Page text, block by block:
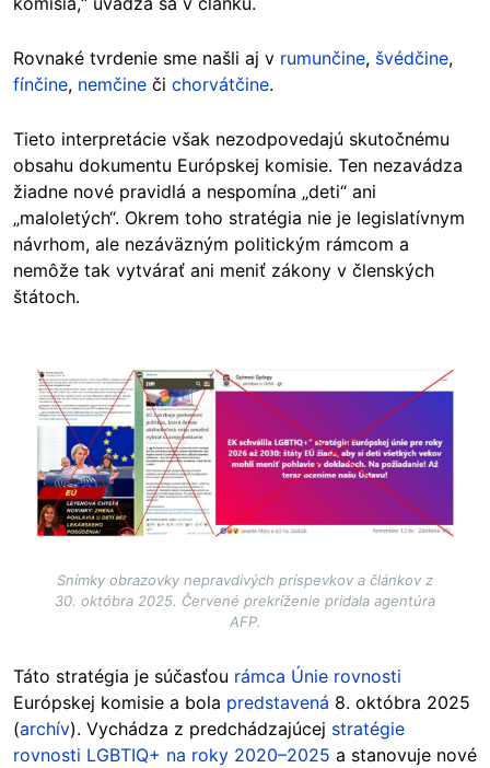
Rovnaké tvrdenie sme našli aj v rumunčine, švédčine,
fínčine, nemčine či chorvátčine.
Tieto interpretácie však nezodpovedajú skutočnému
obsahu dokumentu Európskej komisie. Ten nezavádza
žiadne nové pravidlá a nespomína „deti“ ani
„maloletých“. Okrem toho stratégia nie je legislatívnym
návrhom, ale nezáväzným politickým rámcom a
nemôže tak vytvárať ani meniť zákony v členských
štátoch.
Image
Snímky obrazovky nepravdivých príspevkov a článkov z
30. októbra 2025. Červené prekríženie pridala agentúra
AFP.
Táto stratégia je súčasťou rámca Únie rovnosti
Európskej komisie a bola predstavená 8. októbra 2025
(archív). Vychádza z predchádzajúcej stratégie
rovnosti LGBTIQ+ na roky 2020–2025 a stanovuje nové